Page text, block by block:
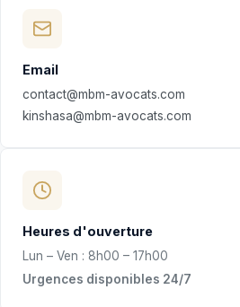
Email
contact@mbm-avocats.com
kinshasa@mbm-avocats.com
Heures d'ouverture
Lun – Ven : 8h00 – 17h00
Urgences disponibles 24/7